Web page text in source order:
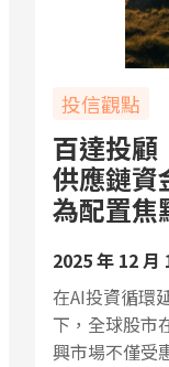
投信觀點
百達投顧
供應鏈資
為配置焦
2025 年 12 月
在AI投資循環
下，全球股市
興市場不僅受